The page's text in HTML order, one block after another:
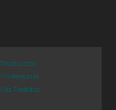
Productos
Profesional
Mis Pedidos